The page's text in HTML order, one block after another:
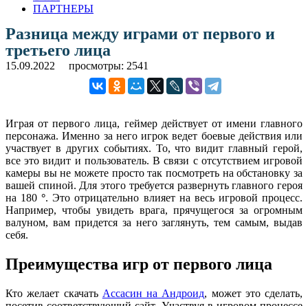
ПАРТНЕРЫ
Разница между играми от первого и
третьего лица
15.09.2022 просмотры: 2541
Играя от первого лица, геймер действует от имени главного
персонажа. Именно за него игрок ведет боевые действия или
участвует в других событиях. То, что видит главный герой,
все это видит и пользователь. В связи с отсутствием игровой
камеры вы не можете просто так посмотреть на обстановку за
вашей спиной. Для этого требуется развернуть главного героя
на 180°. Это отрицательно влияет на весь игровой процесс.
Например, чтобы увидеть врага, прячущегося за огромным
валуном, вам придется за него заглянуть, тем самым, выдав
себя.
Преимущества игр от первого лица
Кто желает скачать Ассасин на Андроид, может это сделать,